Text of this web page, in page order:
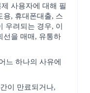
사용자에 대해 필
용, 휴대폰대출, 스
우려되는 경우, 이
선을 매매, 유통하
느 하나의 사유에
이 만료되거나,